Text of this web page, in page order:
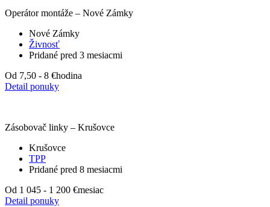
Operátor montáže – Nové Zámky
Nové Zámky
Živnosť
Pridané pred 3 mesiacmi
Od 7,50 - 8 €hodina
Detail ponuky
Zásobovač linky – Krušovce
Krušovce
TPP
Pridané pred 8 mesiacmi
Od 1 045 - 1 200 €mesiac
Detail ponuky